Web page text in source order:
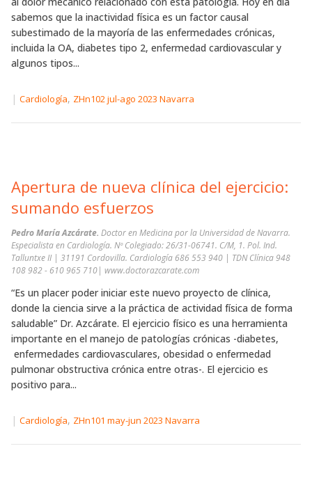
sabemos que la inactividad física es un factor causal
subestimado de la mayoría de las enfermedades crónicas,
incluida la OA, diabetes tipo 2, enfermedad cardiovascular y
algunos tipos...
| Cardiología, ZHn102 jul-ago 2023 Navarra
Apertura de nueva clínica del ejercicio:
sumando esfuerzos
Pedro María Azcárate. Doctor en Medicina por la Universidad de Navarra.
Especialista en Cardiología. Nº Colegiado: 26/31-06741. C/M, 1. Pol. Ind.
Talluntxe II | 31191 Cordovilla. Cardiología 686 553 940 | TDN Clínica 948
108 982 - 610 965 710| www.doctorazcarate.com
“Es un placer poder iniciar este nuevo proyecto de clínica,
donde la ciencia sirve a la práctica de actividad física de forma
saludable” Dr. Azcárate. El ejercicio físico es una herramienta
importante en el manejo de patologías crónicas -diabetes,
enfermedades cardiovasculares, obesidad o enfermedad
pulmonar obstructiva crónica entre otras-. El ejercicio es
positivo para...
| Cardiología, ZHn101 may-jun 2023 Navarra